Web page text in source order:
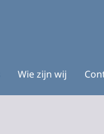
Wie zijn wij